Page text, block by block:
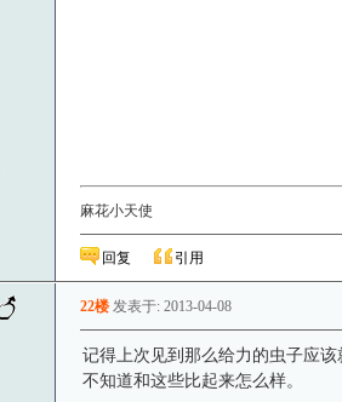
麻花小天使
回复 引用
22楼 发表于: 2013-04-08
记得上次见到那么给力的虫子应
不知道和这些比起来怎么样。